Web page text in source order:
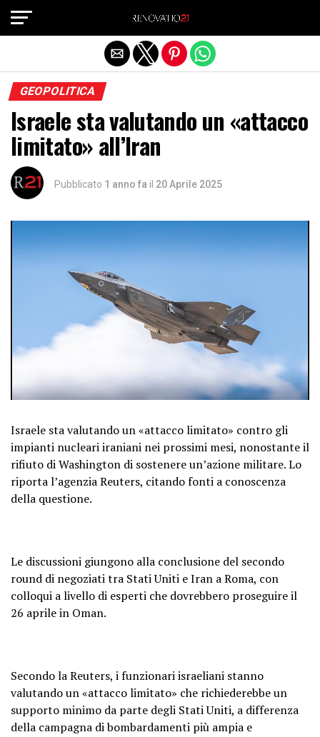
GEOPOLITICA
Israele sta valutando un «attacco
limitato» all’Iran
Pubblicato 1 anno fa il 20 Aprile 2025
Israele sta valutando un «attacco limitato» contro gli
impianti nucleari iraniani nei prossimi mesi, nonostante il
rifiuto di Washington di sostenere un’azione militare. Lo
riporta l’agenzia Reuters, citando fonti a conoscenza
della questione.
Le discussioni giungono alla conclusione del secondo
round di negoziati tra Stati Uniti e Iran a Roma, con
colloqui a livello di esperti che dovrebbero proseguire il
26 aprile in Oman.
Secondo la Reuters, i funzionari israeliani stanno
valutando un «attacco limitato» che richiederebbe un
supporto minimo da parte degli Stati Uniti, a differenza
della campagna di bombardamenti più ampia e
Exit mobile version